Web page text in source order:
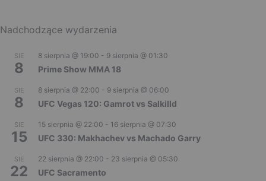
Nadchodzące wydarzenia
SIE
8
8 sierpnia @ 19:00 - 9 sierpnia @ 01:30
Prime Show MMA 18
SIE
8
8 sierpnia @ 22:00 - 9 sierpnia @ 06:00
UFC Vegas 120: Gamrot vs Salkilld
SIE
15
15 sierpnia @ 22:00 - 16 sierpnia @ 07:30
UFC 330: Makhachev vs Machado Garry
SIE
22
22 sierpnia @ 22:00 - 23 sierpnia @ 05:30
UFC Sacramento